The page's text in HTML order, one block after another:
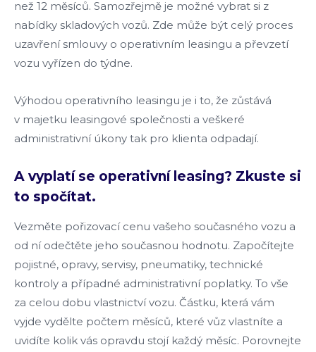
než 12 měsíců. Samozřejmě je možné vybrat si z
nabídky skladových vozů. Zde může být celý proces
uzavření smlouvy o operativním leasingu a převzetí
vozu vyřízen do týdne.
Výhodou operativního leasingu je i to, že zůstává
v majetku leasingové společnosti a veškeré
administrativní úkony tak pro klienta odpadají.
A vyplatí se operativní leasing? Zkuste si
to spočítat.
Vezměte pořizovací cenu vašeho současného vozu a
od ní odečtěte jeho současnou hodnotu. Započítejte
pojistné, opravy, servisy, pneumatiky, technické
kontroly a případné administrativní poplatky. To vše
za celou dobu vlastnictví vozu. Částku, která vám
vyjde vydělte počtem měsíců, které vůz vlastníte a
uvidíte kolik vás opravdu stojí každý měsíc. Porovnejte